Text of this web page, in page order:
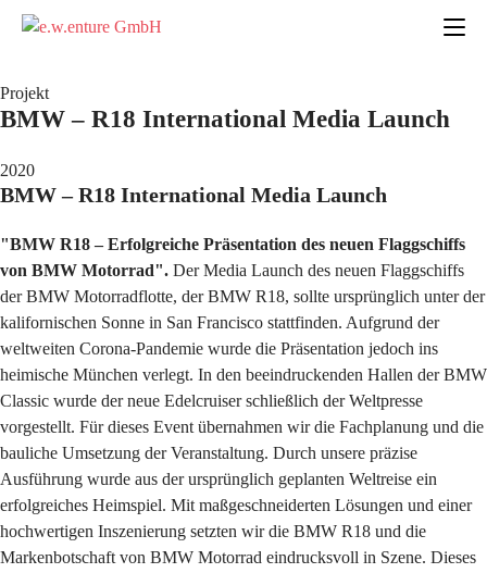
Projekt
BMW – R18 International Media Launch
2020
BMW – R18 International Media Launch
"BMW R18 – Erfolgreiche Präsentation des neuen Flaggschiffs
von BMW Motorrad". Der Media Launch des neuen Flaggschiffs
der BMW Motorradflotte, der BMW R18, sollte ursprünglich unter der
kalifornischen Sonne in San Francisco stattfinden. Aufgrund der
weltweiten Corona-Pandemie wurde die Präsentation jedoch ins
heimische München verlegt. In den beeindruckenden Hallen der BMW
Classic wurde der neue Edelcruiser schließlich der Weltpresse
vorgestellt. Für dieses Event übernahmen wir die Fachplanung und die
bauliche Umsetzung der Veranstaltung. Durch unsere präzise
Ausführung wurde aus der ursprünglich geplanten Weltreise ein
erfolgreiches Heimspiel. Mit maßgeschneiderten Lösungen und einer
hochwertigen Inszenierung setzten wir die BMW R18 und die
Markenbotschaft von BMW Motorrad eindrucksvoll in Szene. Dieses